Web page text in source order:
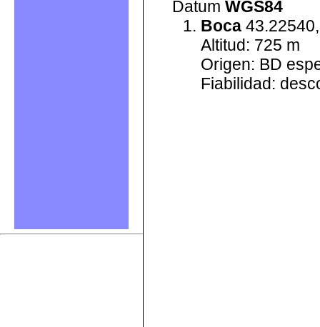
Datum WGS84
Boca
Altitud: 725 m
Origen: BD
Fiabilidad: